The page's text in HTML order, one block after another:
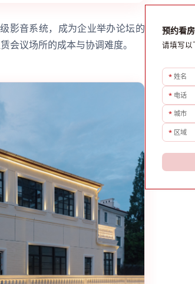
影音系统，成为企业举办论坛的
会议场所的成本与协调难度。
预约看房
请填写以
* 姓名
* 电话
* 城市
* 区域